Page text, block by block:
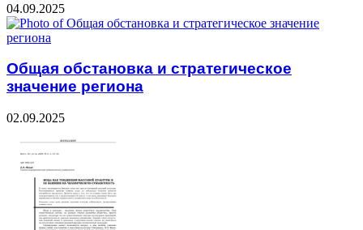
04.09.2025
Общая обстановка и стратегическое
значение региона
02.09.2025